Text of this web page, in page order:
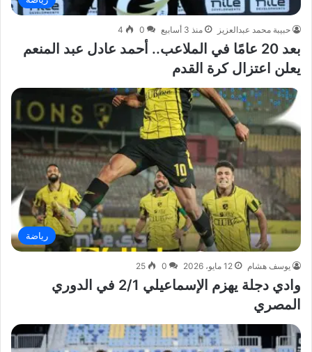
حبيبة محمد عبدالعزيز منذ 3 أسابيع 0
4
بعد 20 عامًا في الملاعب.. أحمد عادل عبد المنعم
يعلن اعتزال كرة القدم
رياضة
يوسف هشام 12 مايو، 2026 0
25
وادي دجلة يهزم الإسماعيلي 2/1 في الدوري
المصري